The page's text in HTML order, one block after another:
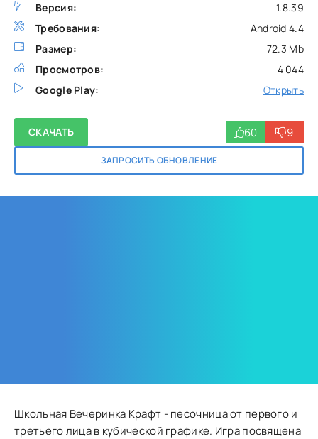
Версия:
1.8.39
Требования:
Android 4.4
Размер:
72.3 Mb
Просмотров:
4 044
Google Play:
Открыть
СКАЧАТЬ
ЗАПРОСИТЬ ОБНОВЛЕНИЕ
60 9
Школьная Вечеринка Крафт - песочница от первого и
третьего лица в кубической графике. Игра посвящена